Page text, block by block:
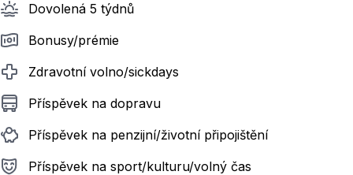
Dovolená 5 týdnů
Bonusy/prémie
Zdravotní volno/sickdays
Příspěvek na dopravu
Příspěvek na penzijní/životní připojištění
Příspěvek na sport/kulturu/volný čas